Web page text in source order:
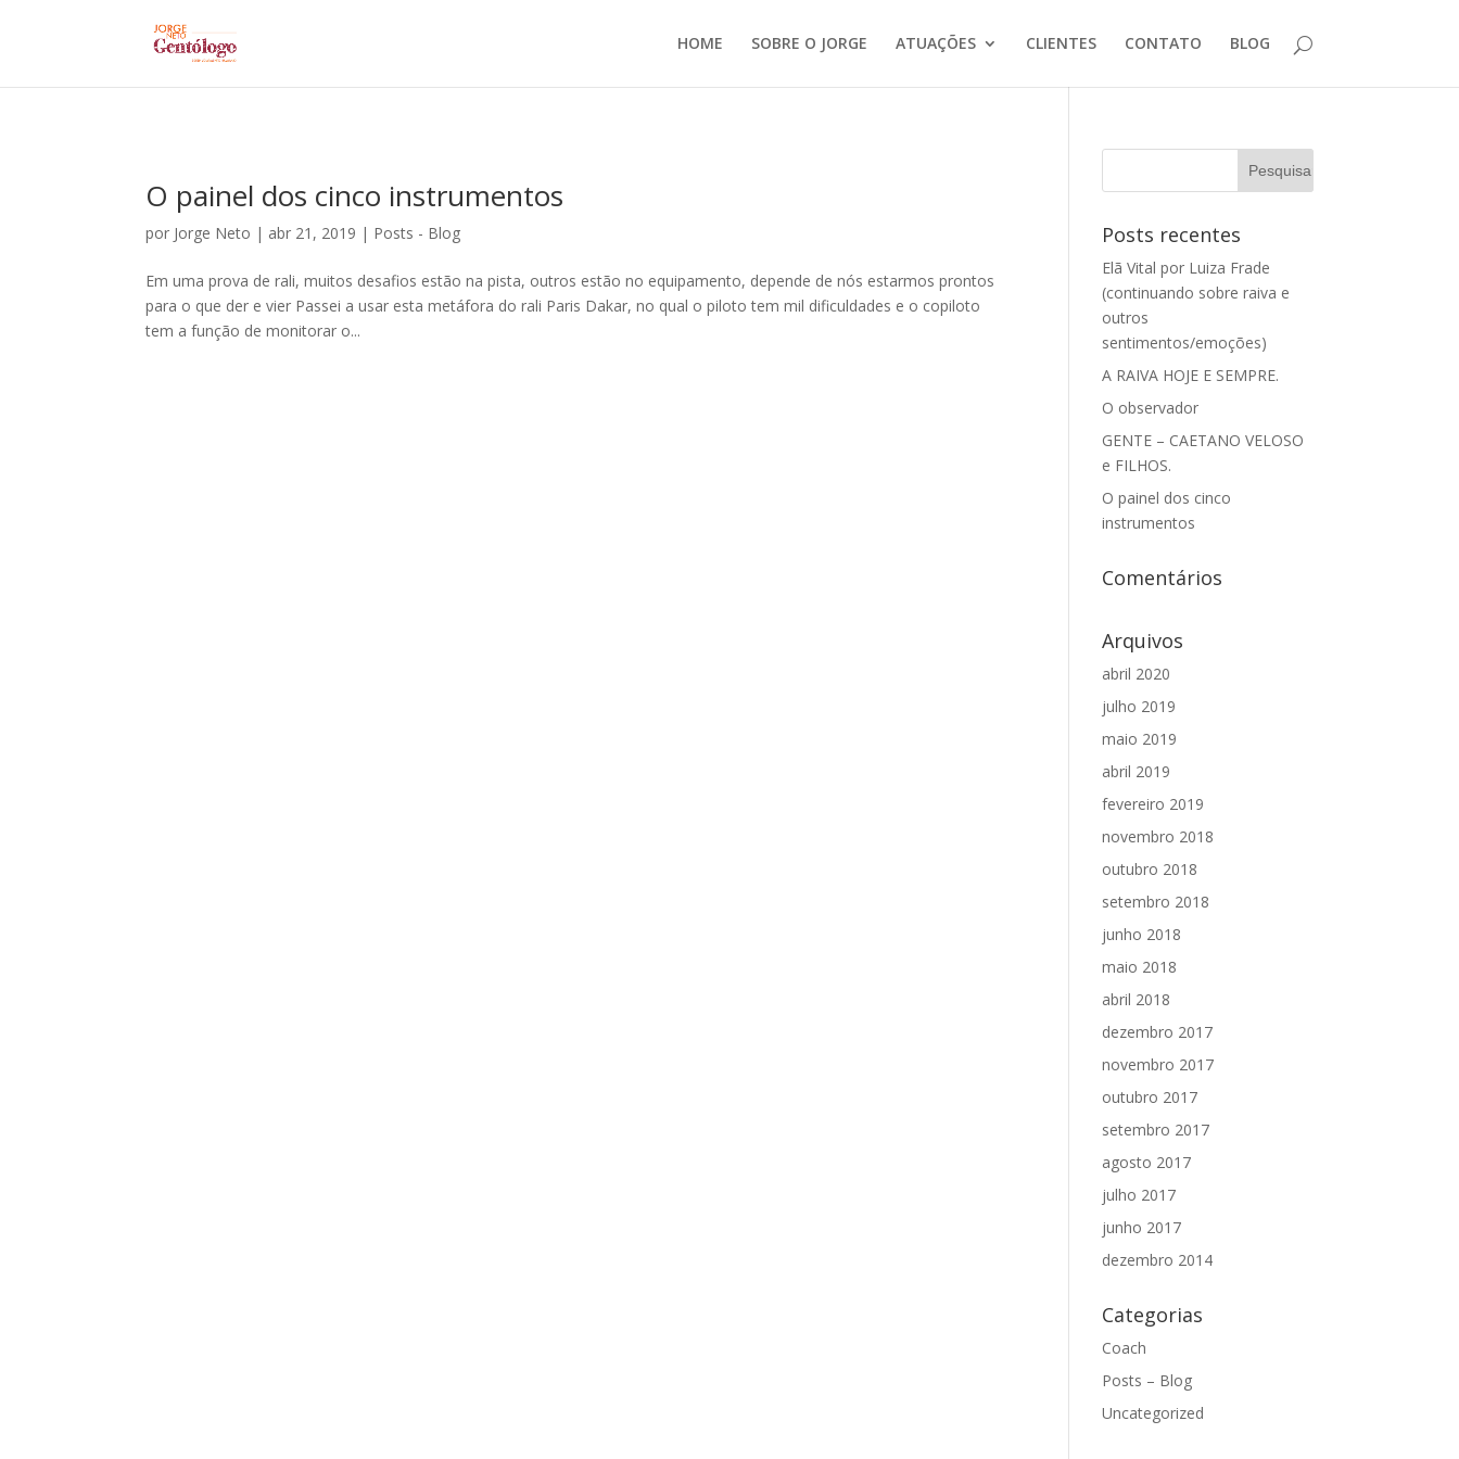
HOME SOBRE O JORGE ATUAÇÕES CLIENTES CONTATO BLOG
O painel dos cinco instrumentos
por Jorge Neto | abr 21, 2019 | Posts - Blog
Em uma prova de rali, muitos desafios estão na pista, outros estão no equipamento, depende de nós estarmos prontos
para o que der e vier Passei a usar esta metáfora do rali Paris Dakar, no qual o piloto tem mil dificuldades e o copiloto
tem a função de monitorar o...
Posts recentes
Elã Vital por Luiza Frade
(continuando sobre raiva e
outros
sentimentos/emoções)
A RAIVA HOJE E SEMPRE.
O observador
GENTE – CAETANO VELOSO
e FILHOS.
O painel dos cinco
instrumentos
Comentários
Arquivos
abril 2020
julho 2019
maio 2019
abril 2019
fevereiro 2019
novembro 2018
outubro 2018
setembro 2018
junho 2018
maio 2018
abril 2018
dezembro 2017
novembro 2017
outubro 2017
setembro 2017
agosto 2017
julho 2017
junho 2017
dezembro 2014
Categorias
Coach
Posts – Blog
Uncategorized